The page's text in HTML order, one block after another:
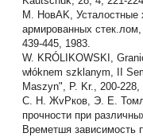
М. НовAK, Усталостные
армированных
439-445, 1983.
W. KRÓLIKOWSKI,
włóknem szklanym, II
Maszyn", P. Kr., 200-
С. Н. ЖvРков, Э. Е.
прочности при
Времетшя зависимость